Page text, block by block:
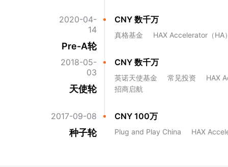
2020-04-
14
Pre-A轮
CNY 数千万
真格基金 HAX Accelerator（HA
2018-05-
03
天使轮
CNY 数千万
英诺天使基金 常见投资
HAX
招商启航
2017-09-08
种子轮
CNY 100万
Plug and Play China HAX